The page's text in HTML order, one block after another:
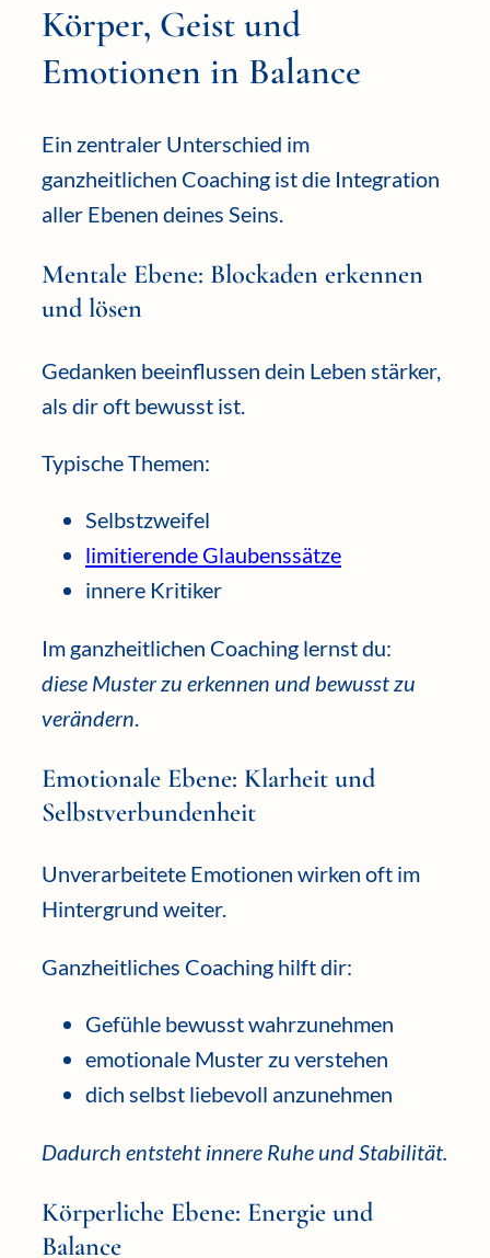
Körper, Geist und
Emotionen in Balance
Ein zentraler Unterschied im
ganzheitlichen Coaching ist die Integration
aller Ebenen deines Seins.
Mentale Ebene: Blockaden erkennen
und lösen
Gedanken beeinflussen dein Leben stärker,
als dir oft bewusst ist.
Typische Themen:
Selbstzweifel
limitierende Glaubenssätze
innere Kritiker
Im ganzheitlichen Coaching lernst du:
diese Muster zu erkennen und bewusst zu
verändern
Emotionale Ebene: Klarheit und
Selbstverbundenheit
Unverarbeitete Emotionen wirken oft im
Hintergrund weiter.
Ganzheitliches Coaching hilft dir:
Gefühle bewusst wahrzunehmen
emotionale Muster zu verstehen
dich selbst liebevoll anzunehmen
Dadurch entsteht innere Ruhe und Stabilität.
Körperliche Ebene: Energie und
Balance